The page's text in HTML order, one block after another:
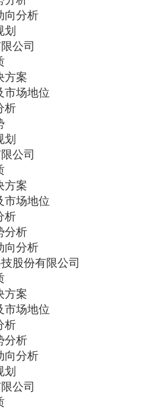
向分析
划
公司
方案
市场地位
析
划
公司
方案
市场地位
析
分析
向分析
股份有限公司
方案
市场地位
析
分析
向分析
划
公司